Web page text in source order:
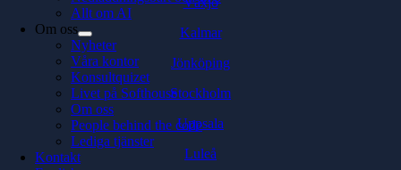
Allt om AI
Om oss
Nyheter
Våra kontor
Konsultquizet
Livet på Softhouse
Om oss
People behind the code
Lediga tjänster
Kontakt
Kalmar
Jönköping
Stockholm
Uppsala
Luleå